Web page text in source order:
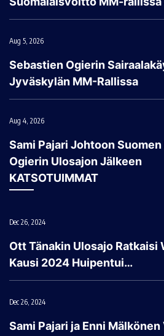
Aug 5, 2026
Sebastien Ogierin
Jyväskylän MM-Rallissa
Aug 4, 2026
Sami Pajari Johtoon
Ogierin Ulosajon Jälkeen
KATSOTUIMMAT
Dec 26, 2024
Ott Tänakin Ulosajo Ratkaisi
Kausi 2024 Huipentui…
Dec 26, 2024
Sami Pajari ja Enni